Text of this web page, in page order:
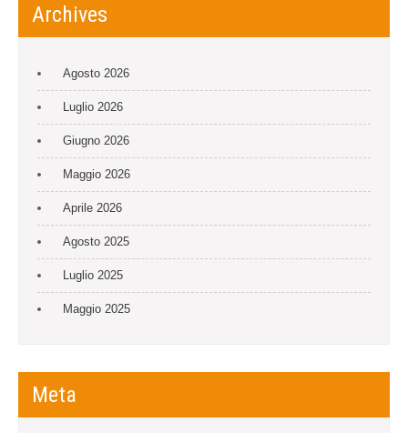
Archives
Agosto 2026
Luglio 2026
Giugno 2026
Maggio 2026
Aprile 2026
Agosto 2025
Luglio 2025
Maggio 2025
Meta